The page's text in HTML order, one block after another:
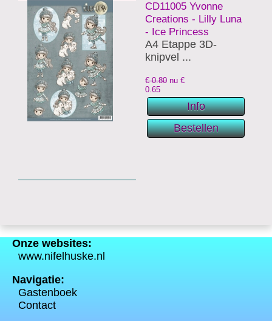
CD11005 Yvonne
Creations - Lilly Luna
- Ice Princess
A4 Etappe 3D-
knipvel ...
€ 0.80 nu €
0.65
Onze websites:
www.nifelhuske.nl
Navigatie:
Gastenboek
Contact